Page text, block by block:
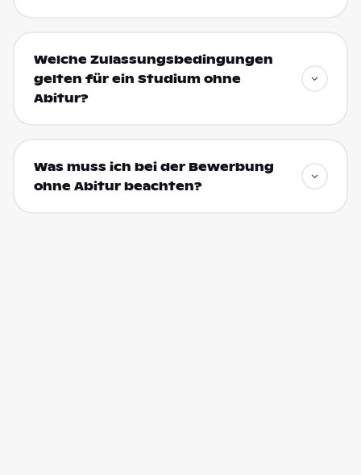
Welche Zulassungsbedingungen
gelten für ein Studium ohne
Abitur?
Was muss ich bei der Bewerbung
ohne Abitur beachten?